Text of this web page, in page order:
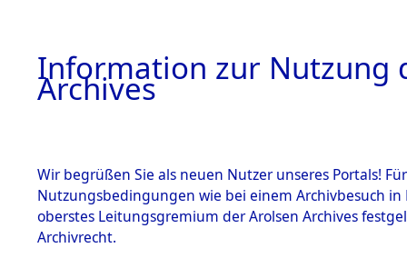
Information zur Nutzung
Archives
Wir begrüßen Sie als neuen Nutzer unseres Portals!
Nutzungsbedingungen wie bei einem Archivbesuch
oberstes Leitungsgremium der Arolsen Archives
Archivrecht.